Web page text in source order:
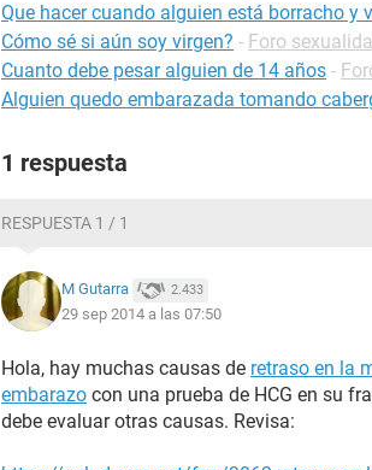
Que hacer cuando alguien está borracho y
Cómo sé si aún soy virgen? - Foro
Cuanto debe pesar alguien de 14 años -
Alguien quedo embarazada tomando
1 respuesta
RESPUESTA 1 / 1
M Gutarra 2.433
29 sep 2014 a las 07:50
Hola, hay muchas causas de retraso en la
embarazo con una prueba de HCG en su
debe evaluar otras causas. Revisa: